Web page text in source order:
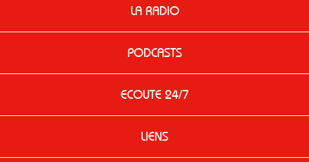
LA RADIO
PODCASTS
ECOUTE 24/7
LIENS